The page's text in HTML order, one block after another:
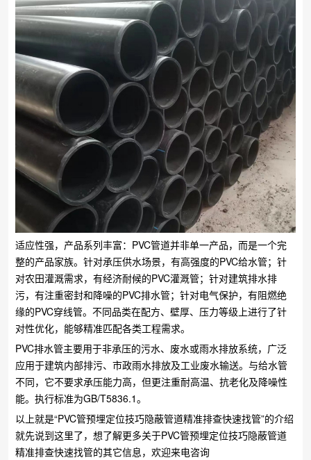
适应性强，产品系列丰富：PVC管道并非单一产品，而是一个完
整的产品家族。针对承压供水场景，有高强度的PVC给水管；针
对农田灌溉需求，有经济耐候的PVC灌溉管；针对建筑排水排
污，有注重密封和降噪的PVC排水管；针对电气保护，有阻燃绝
缘的PVC穿线管。不同品类在配方、壁厚、压力等级上进行了针
对性优化，能够精准匹配各类工程需求。
PVC排水管主要用于非承压的污水、废水或雨水排放系统，广泛
应用于建筑内部排污、市政雨水排放及工业废水输送。与给水管
不同，它不要求承压能力高，但更注重耐高温、抗老化及降噪性
能。执行标准为GB/T5836.1。
以上就是“PVC管预埋定位技巧隐蔽管道精准排查快速找管”的介绍
就先说到这里了，想了解更多关于PVC管预埋定位技巧隐蔽管道
精准排查快速找管的其它信息，欢迎来电咨询